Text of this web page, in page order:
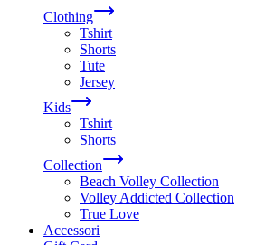
Clothing
Tshirt
Shorts
Tute
Jersey
Kids
Tshirt
Shorts
Collection
Beach Volley Collection
Volley Addicted Collection
True Love
Accessori